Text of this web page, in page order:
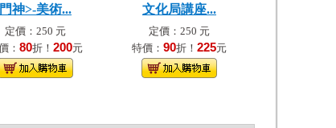
門神>-美術...
定價：250 元
： 80折！ 200元
文化局講座...
定價：250 元
特價： 90折！ 225元